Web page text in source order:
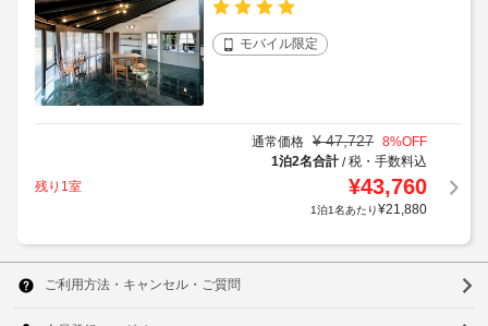
モバイル限定
通常価格 ¥ 47,727 8%OFF
1泊2名合計/税・手数料込
残り1室
¥43,760
1泊1名あたり¥21,880